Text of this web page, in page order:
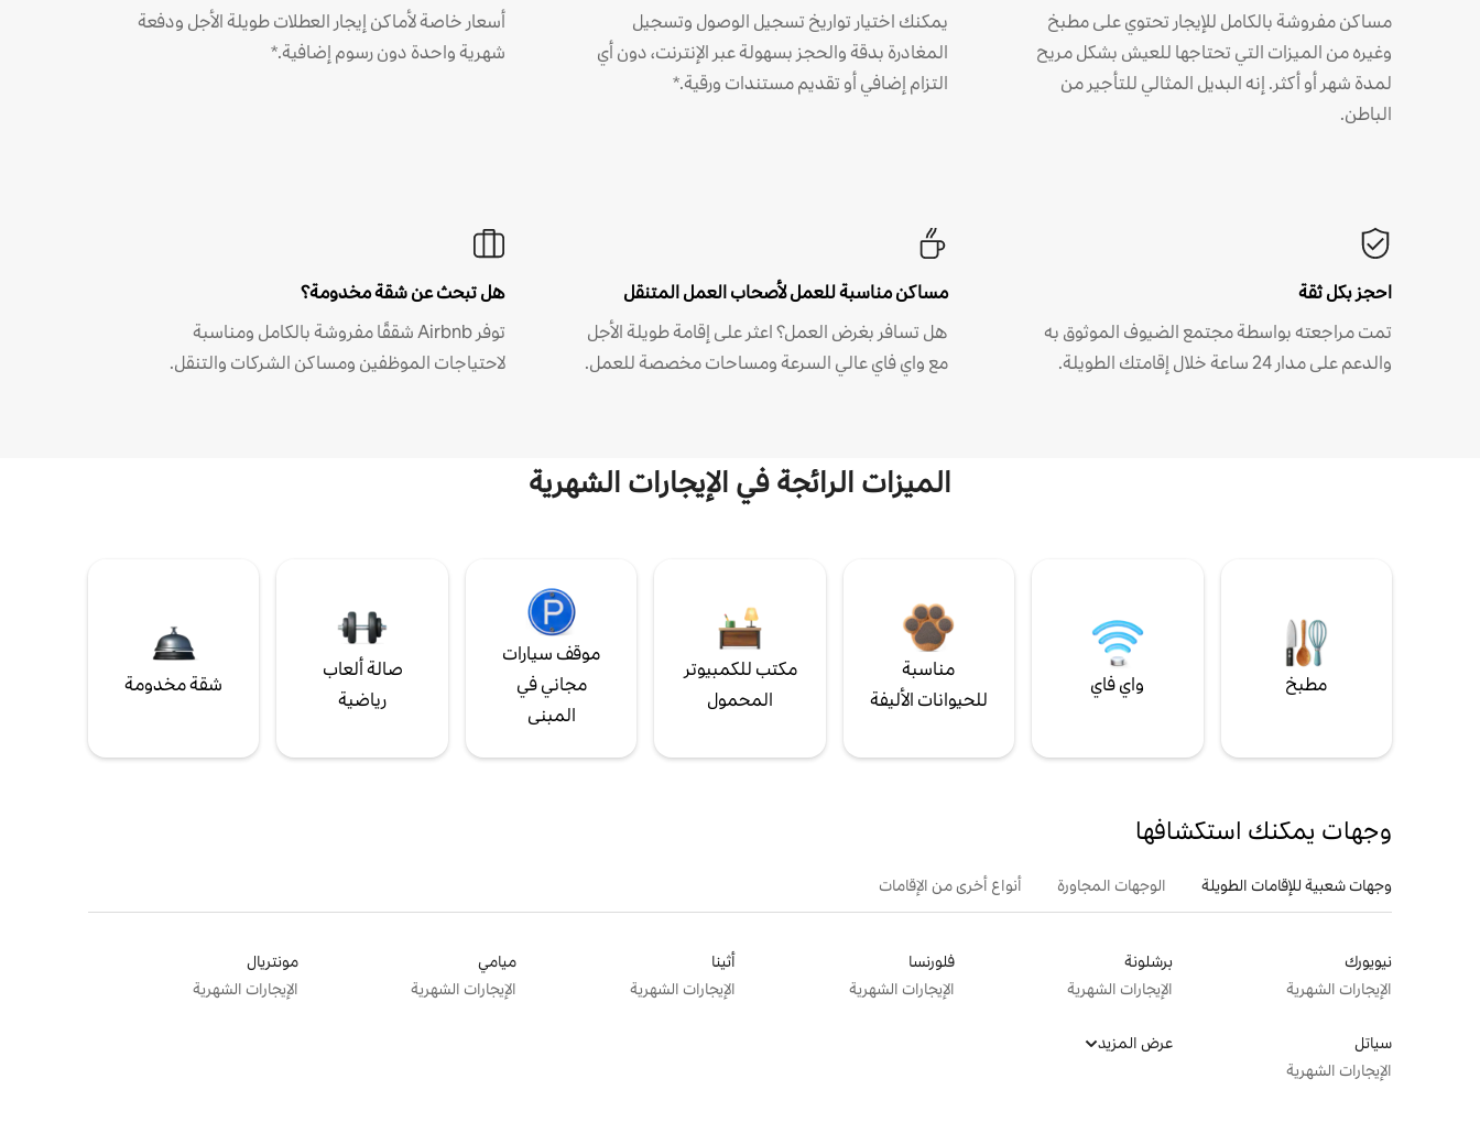
مساكن مفروشة بالكامل للإيجار تحتوي على مطبخ
وغيره من الميزات التي تحتاجها للعيش بشكل مريح
لمدة شهر أو أكثر. إنه البديل المثالي للتأجير من
الباطن.
يمكنك اختيار تواريخ تسجيل الوصول وتسجيل
المغادرة بدقة والحجز بسهولة عبر الإنترنت، دون أي
التزام إضافي أو تقديم مستندات ورقية.*
أسعار خاصة لأماكن إيجار العطلات طويلة الأجل ودفعة
شهرية واحدة دون رسوم إضافية.*
احجز بكل ثقة
تمت مراجعته بواسطة مجتمع الضيوف الموثوق به
والدعم على مدار 24 ساعة خلال إقامتك الطويلة.
مساكن مناسبة للعمل لأصحاب العمل المتنقل
هل تسافر بغرض العمل؟ اعثر على إقامة طويلة الأجل
مع واي فاي عالي السرعة ومساحات مخصصة للعمل.
هل تبحث عن شقة مخدومة؟
توفر Airbnb شققًا مفروشة بالكامل ومناسبة
لاحتياجات الموظفين ومساكن الشركات والتنقل.
الميزات الرائجة في الإيجارات الشهرية
مطبخ واي فاي
مناسبة
للحيوانات الأليفة
مكتب للكمبيوتر
المحمول
موقف سيارات
مجاني في
المبنى
صالة ألعاب
رياضية
شقة مخدومة
وجهات يمكنك استكشافها
وجهات شعبية للإقامات الطويلة الوجهات المجاورة أنواع أخرى من الإقامات
نيويورك
الإيجارات الشهرية
برشلونة
الإيجارات الشهرية
فلورنسا
الإيجارات الشهرية
أثينا
الإيجارات الشهرية
ميامي
الإيجارات الشهرية
مونتريال
الإيجارات الشهرية
سياتل
الإيجارات الشهرية
عرض المزيد